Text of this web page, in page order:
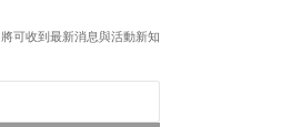
可收到最新消息與活動新知